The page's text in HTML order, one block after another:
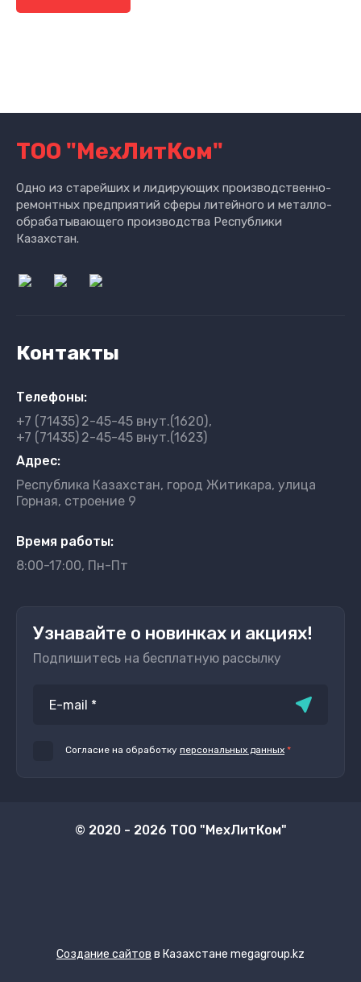
ТОО "МехЛитКом"
Одно из старейших и лидирующих производственно-
ремонтных предприятий сферы литейного и металло-
обрабатывающего производства Республики
Казахстан.
Контакты
Телефоны:
+7 (71435) 2-45-45 внут.(1620)
+7 (71435) 2-45-45 внут.(1623)
Адрес:
Республика Казахстан, город Житикара, улица
Горная, строение 9
Время работы:
8:00-17:00, Пн-Пт
Узнавайте о новинках и акциях!
Подпишитесь на бесплатную рассылку
Согласие на обработку персональных данных *
© 2020 - 2026 ТОО "МехЛитКом"
Создание сайтов в Казахстане megagroup.kz